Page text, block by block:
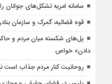
سامانه امریه تشکل‌های جوانان
قوه قضائیه، گمرک و سازمان
پل‌های شکسته میان مردم و
دادن» خواص
روحانیت کنار مردم جذاب است